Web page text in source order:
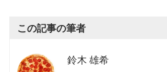
この記事の筆者
鈴木 雄希